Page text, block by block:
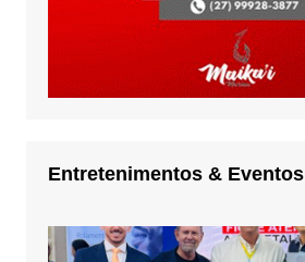
Entretenimentos & Eventos